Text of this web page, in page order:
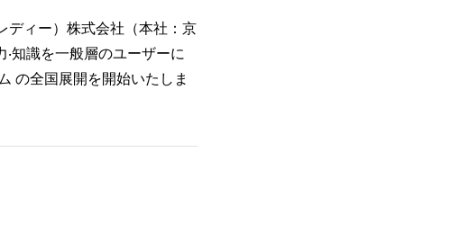
！
数
を
み
ディー）株式会社（本社：京
知識を一般層のユーザーに
の全国展開を開始いたしま